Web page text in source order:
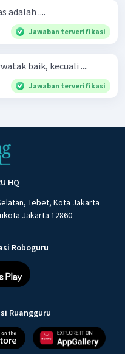
adalah ....
Jawaban terverifikasi
baik, kecuali ....
Jawaban terverifikasi
HQ
Tebet, Kota Jakarta
Jakarta 12860
Roboguru
Ruangguru